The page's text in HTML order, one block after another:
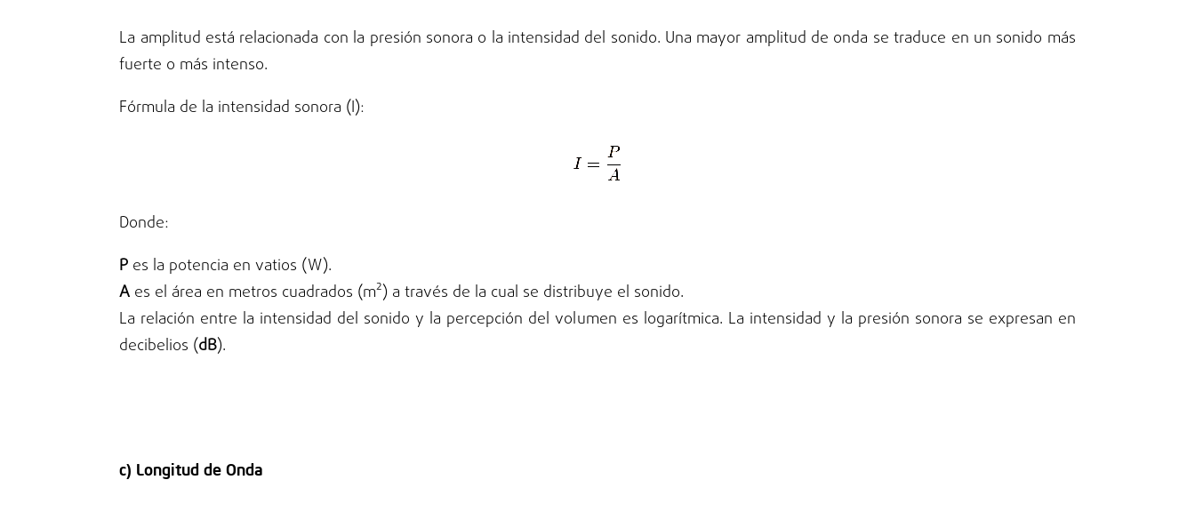
La amplitud está relacionada con la presión sonora o la intensidad del sonido. Una mayor amplitud de onda se traduce en un sonido más
fuerte o más intenso.
Fórmula de la intensidad sonora (I):
Donde:
P es la potencia en vatios (W).
A es el área en metros cuadrados (m²) a través de la cual se distribuye el sonido.
La relación entre la intensidad del sonido y la percepción del volumen es logarítmica. La intensidad y la presión sonora se expresan en
decibelios (dB).
c) Longitud de Onda